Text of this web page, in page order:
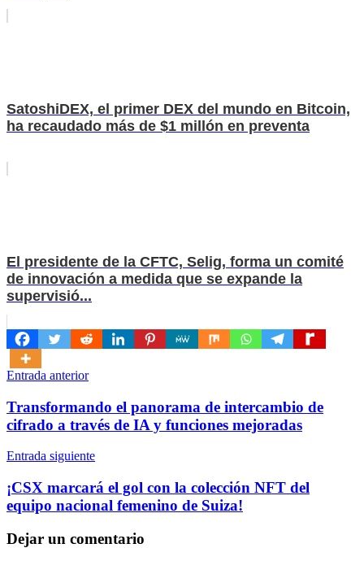
SatoshiDEX, el primer DEX del mundo en Bitcoin,
ha recaudado más de $1 millón en preventa
El presidente de la CFTC, Selig, forma un comité
de innovación a medida que se expande la
supervisió...
Navegación
de
entradas
Entrada anterior
Transformando el panorama de intercambio de
cifrado a través de IA y funciones mejoradas
Entrada siguiente
¡CSX marcará el gol con la colección NFT del
equipo nacional femenino de Suiza!
Dejar un comentario